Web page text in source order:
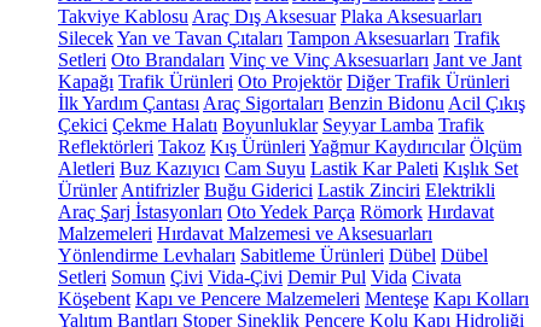
Takviye Kablosu Araç Dış Aksesuar Plaka Aksesuarları
SilecekYan ve Tavan Çıtaları Tampon Aksesuarları Trafik
Setleri Oto Brandaları Vinç ve Vinç Aksesuarları Jant ve Jant
Kapağı Trafik Ürünleri Oto Projektör Diğer Trafik Ürünleri
İlk Yardım Çantası Araç Sigortaları Benzin Bidonu Acil Çıkış
Çekici Çekme Halatı Boyunluklar Seyyar Lamba Trafik
Reflektörleri Takoz Kış Ürünleri Yağmur Kaydırıcılar Ölçüm
Aletleri Buz Kazıyıcı Cam Suyu Lastik Kar Paleti Kışlık Set
Ürünler Antifrizler Buğu Giderici Lastik Zinciri Elektrikli
Araç Şarj İstasyonları Oto Yedek Parça Römork Hırdavat
Malzemeleri Hırdavat Malzemesi ve Aksesuarları
Yönlendirme Levhaları Sabitleme Ürünleri Dübel Dübel
Setleri Somun Çivi Vida-Çivi Demir Pul Vida Civata
Köşebent Kapı ve Pencere Malzemeleri Menteşe Kapı Kolları
Yalıtım Bantları Stoper Sineklik Pencere Kolu Kapı Hidroliği